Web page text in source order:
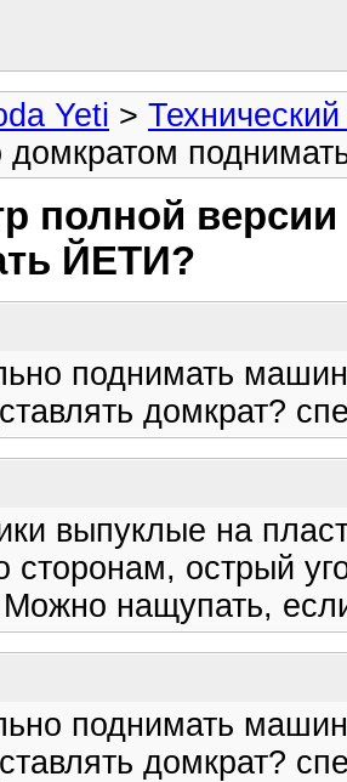
Yeti >
домкратом
полной
ЙЕТИ?
поднимать
домкрат?
выпуклые на
сторонам, острый
нащупать,
поднимать
домкрат?